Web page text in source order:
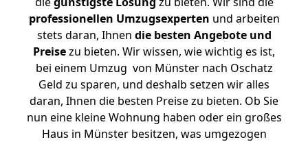
professionellen Umzugsexperten und arbeiten
stets daran, Ihnen die besten Angebote und
Preisezu bieten. Wir wissen, wie wichtig es ist,
bei einem Umzug von Münster nach Oschatz
Geld zu sparen, und deshalb setzen wir alles
daran, Ihnen die besten Preise zu bieten. Ob Sie
nun eine kleine Wohnung haben oder ein großes
Haus in Münster besitzen, was umgezogen